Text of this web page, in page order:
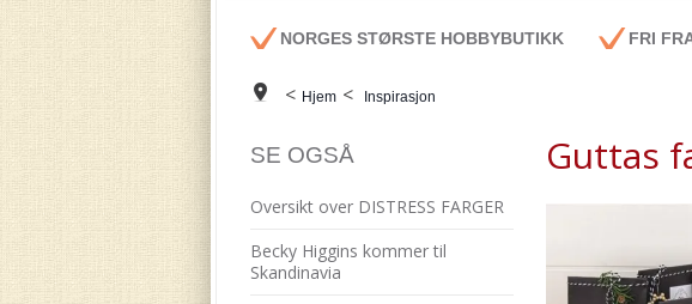
NORGES STØRSTE HOBBYBUTIKK FRI
< Hjem < Inspirasjon
SE OGSÅ
Oversikt over DISTRESS FARGER
Becky Higgins kommer til
Skandinavia
Guttas